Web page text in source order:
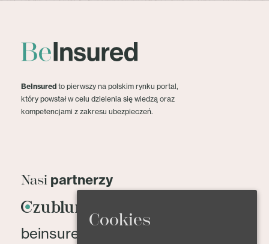
BeInsured to pierwszy na polskim rynku portal,
który powstał w celu dzielenia się wiedzą oraz
kompetencjami z zakresu ubezpieczeń.
Nasi partnerzy
beinsured@beinsured.pl
Cookies